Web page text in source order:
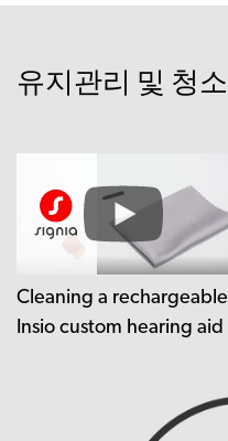
유지관리 및 청소
Cleaning a rechargeable
Insio custom hearing aid